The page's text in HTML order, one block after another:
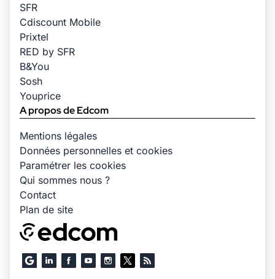
SFR
Cdiscount Mobile
Prixtel
RED by SFR
B&You
Sosh
Youprice
A propos de Edcom
Mentions légales
Données personnelles et cookies
Paramétrer les cookies
Qui sommes nous ?
Contact
Plan de site